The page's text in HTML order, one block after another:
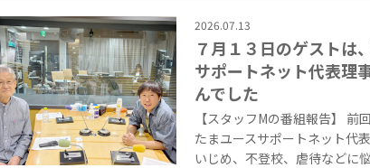
2026.07.13
７月１３日のゲストは
サポートネット代表理
んでした
【スタッフMの番組報告】
たまユースサポートネット代
いじめ、不登校、虐待などに